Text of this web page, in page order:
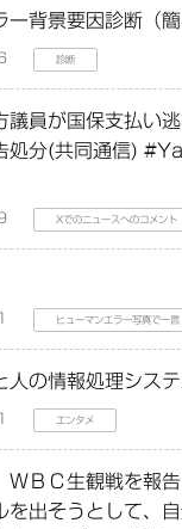
ー背景要因診断（簡
診断
議員が国保支払い
処分(共同通信)
Xでのニュースへのコメント
ヒューマンエラー写真で一言
人の情報処理システ
エンタメ
ＢＣ生観戦を報
を出そうとして、